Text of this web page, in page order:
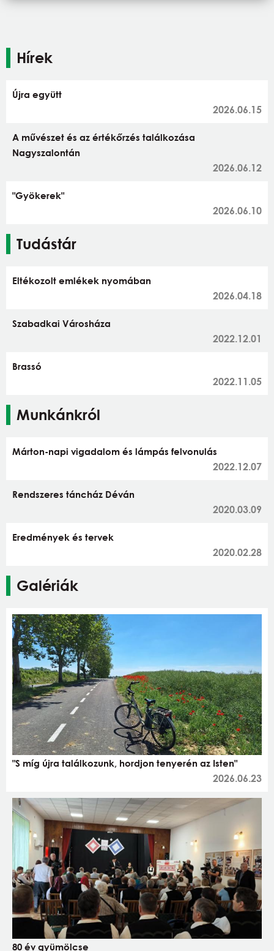
Hírek
Újra együtt
2026.06.15
A művészet és az értékőrzés találkozása
Nagyszalontán
2026.06.12
"Gyökerek"
2026.06.10
Tudástár
Eltékozolt emlékek nyomában
2026.04.18
Szabadkai Városháza
2022.12.01
Brassó
2022.11.05
Munkánkról
Márton-napi vigadalom és lámpás felvonulás
2022.12.07
Rendszeres táncház Déván
2020.03.09
Eredmények és tervek
2020.02.28
Galériák
"S míg újra találkozunk, hordjon tenyerén az Isten"
2026.06.23
80 év gyümölcse